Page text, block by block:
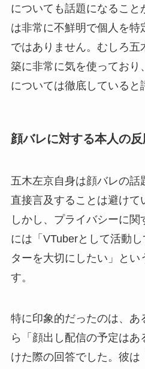
についても話題になること
は非常に不鮮明で個人を特
ではありません。むしろ五
築に非常に気を使っており
については徹底していると
顔バレに対する本人の反
五木左京自身は顔バレの話
直接言及することは避けて
しかし、プライバシーに
には「VTuberとして活動
ターを大切にしたい」とい
す。
特に印象的だったのは、あ
ら「顔出し配信の予定は
けた際の回答でした。彼は